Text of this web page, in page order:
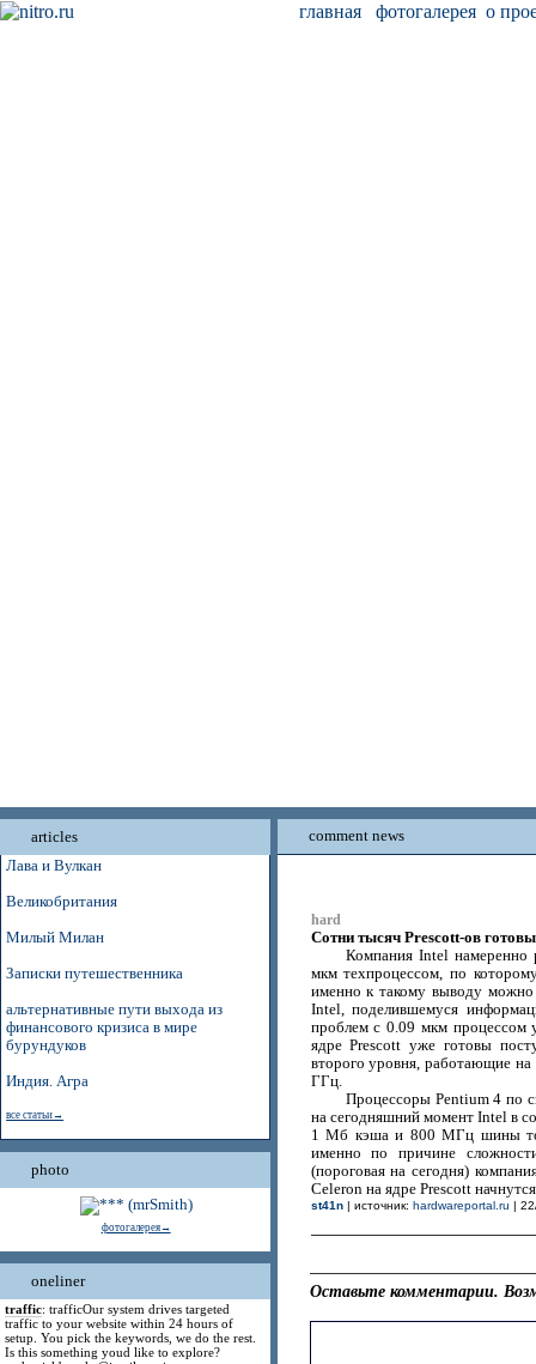
главная фотогалерея о
articles
Лава и Вулкан
Великобритания
Милый Милан
Записки путешественника
альтернативные пути выхода из
финансового кризиса в мире
бурундуков
Индия. Агра
все статьи→
photo
фотогалерея→
oneliner
traffic: trafficOur system drives targeted
traffic to your website within 24 hours of
setup. You pick the keywords, we do the rest.
Is this something youd like to explore?
comment news
hard
Сотни тысяч Prescott-ов
Компания Intel намеренно
мкм техпроцессом, по
именно к такому выводу можно
Intel, поделившемуся
проблем с 0.09 мкм процессом
ядре Prescott уже готовы
второго уровня, работающие
ГГц.
Процессоры Pentium 4 по
на сегодняшний момент Intel в
1 Мб кэша и 800 МГц шины
именно по причине
(пороговая на сегодня)
Celeron на ядре Prescott
st41n| источник: hardwareportal.ru |
Оставьте комментарии.